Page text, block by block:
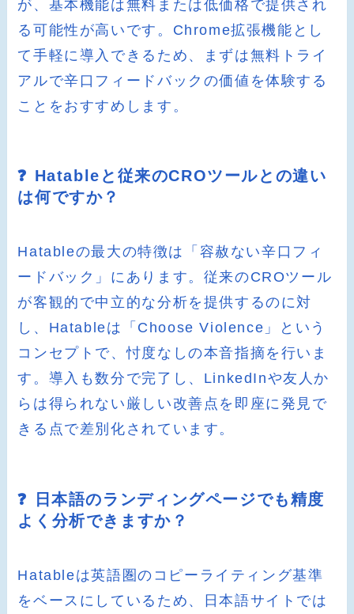
が、基本機能は無料または低価格で提供され
る可能性が高いです。Chrome拡張機能とし
て手軽に導入できるため、まずは無料トライ
アルで辛口フィードバックの価値を体験する
ことをおすすめします。
❓ Hatableと従来のCROツールとの違い
は何ですか？
Hatableの最大の特徴は「容赦ない辛口フィ
ードバック」にあります。従来のCROツール
が客観的で中立的な分析を提供するのに対
し、Hatableは「Choose Violence」という
コンセプトで、忖度なしの本音指摘を行いま
す。導入も数分で完了し、LinkedInや友人か
らは得られない厳しい改善点を即座に発見で
きる点で差別化されています。
❓ 日本語のランディングページでも精度
よく分析できますか？
Hatableは英語圏のコピーライティング基準
をベースにしているため、日本語サイトでは